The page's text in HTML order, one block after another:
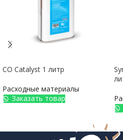
CO Catalyst 1 литр
Расходные материалы
Заказать товар